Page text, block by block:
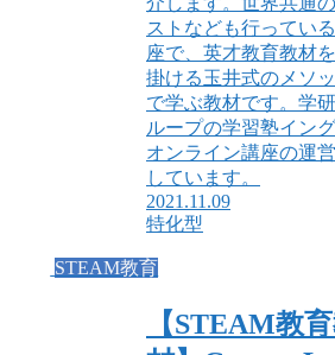
ストなども行ってい
座で、英才教育教材
掛ける玉井式のメソ
で学ぶ教材です。学
ループの学習塾イン
オンライン講座の運
しています。
2021.11.09
特化型
STEAM教育
【STEAM教